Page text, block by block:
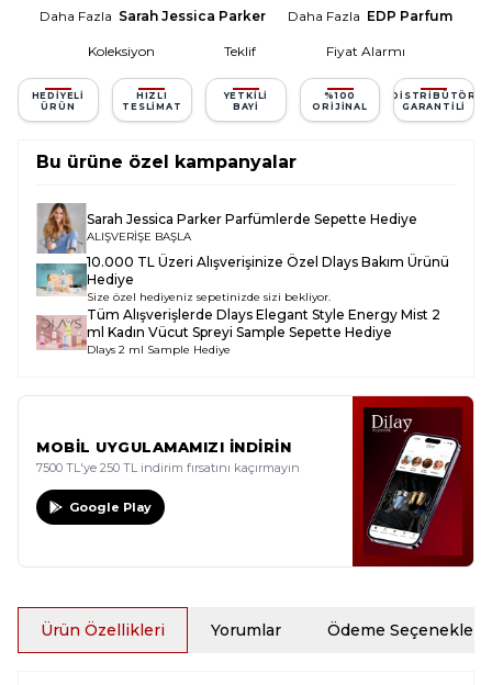
Daha Fazla Sarah Jessica Parker Daha Fazla EDP Parfum
Koleksiyon Teklif Fiyat Alarmı
HEDIYELI
ÜRÜN
HIZLI
TESLIMAT
YETKILI
BAYI
%100
ORIJINAL
DISTRIBÜTÖR
GARANTILI
Bu ürüne özel kampanyalar
Sarah Jessica Parker Parfümlerde Sepette Hediye
ALIŞVERİŞE BAŞLA
10.000 TL Üzeri Alışverişinize Özel Dlays Bakım Ürünü
Hediye
Size özel hediyeniz sepetinizde sizi bekliyor.
Tüm Alışverişlerde Dlays Elegant Style Energy Mist 2
ml Kadın Vücut Spreyi Sample Sepette Hediye
Dlays 2 ml Sample Hediye
MOBİL UYGULAMAMIZI İNDİRİN
7500 TL'ye 250 TL indirim fırsatını kaçırmayın
Google Play
Ürün Özellikleri Yorumlar Ödeme Seçenekleri